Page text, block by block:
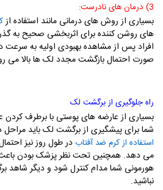
3) درمان های نادرست:
بسیاری از روش های درمانی مانند استفاده از
های روشن کننده برای اثربخشی صحیح به گذر
افراد پس از مشاهده بهبودی اولیه به سرعت
صورت احتمال بازگشت مجدد لک ها بالا می
راه جلوگیری از برگشت لک
بسیاری از عارضه های پوستی با برطرف کردن
شما برای پیشگیری از برگشت لک باید مراحل
استفاده از کرم ضد آفتاب در طول روز نیز
می دهد. همچنین تحت نظر پزشک بودن
هورمونی شما مدام کنترل شود و دیگر شاهد
نباشید.